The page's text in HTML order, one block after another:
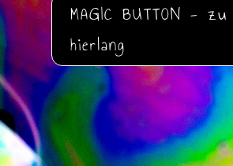
MAGIC BUTTON -
hierlang